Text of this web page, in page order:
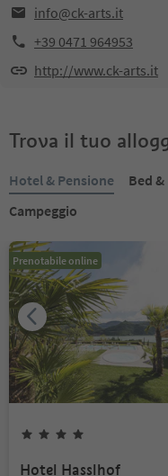
info@ck-arts.it
+39 0471 964953
http://www.ck-arts.it
Trova il tuo
Hotel & Pensione Bed
Campeggio
Prenotabile online
Hotel Hasslhof